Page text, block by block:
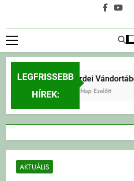
LEGFRISSEBB
HÍREK:
Erdei
3 Nap Ezelőtt
AKTUÁLIS